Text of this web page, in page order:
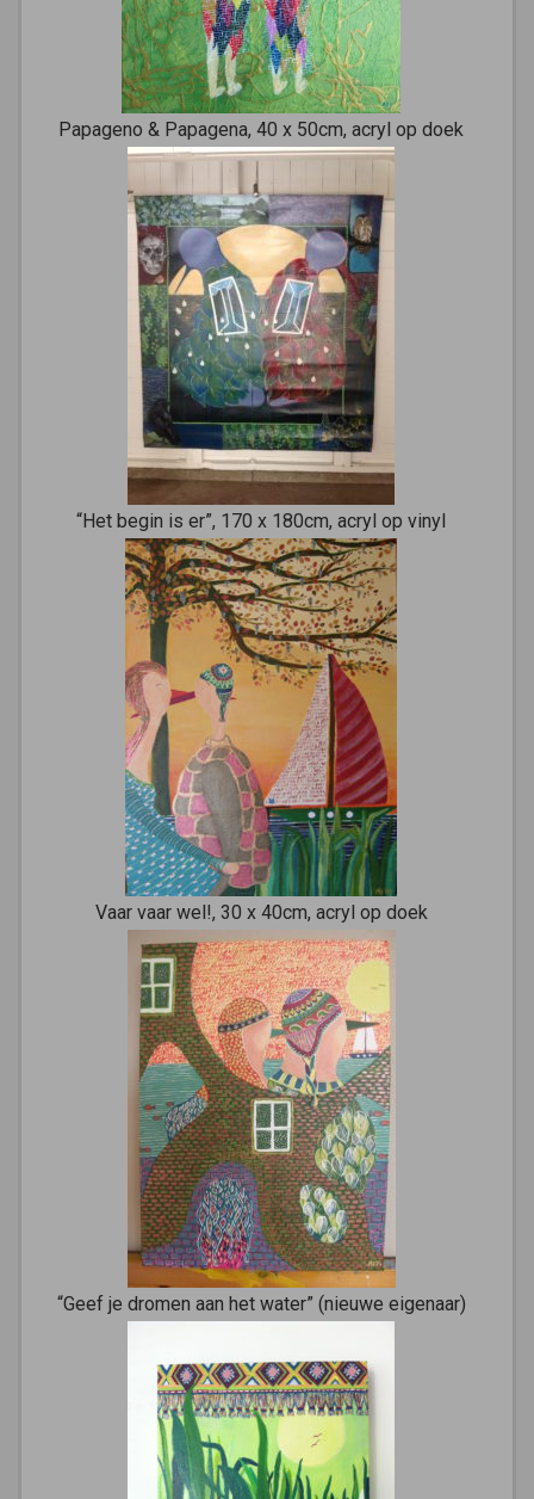
Papageno & Papagena, 40 x 50cm, acryl op doek
“Het begin is er”, 170 x 180cm, acryl op vinyl
Vaar vaar wel!, 30 x 40cm, acryl op doek
“Geef je dromen aan het water” (nieuwe eigenaar)